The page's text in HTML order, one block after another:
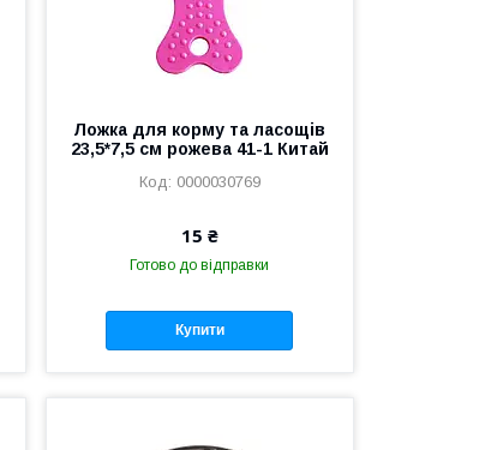
Ложка для корму та ласощів
23,5*7,5 см рожева 41-1 Китай
0000030769
15 ₴
Готово до відправки
Купити